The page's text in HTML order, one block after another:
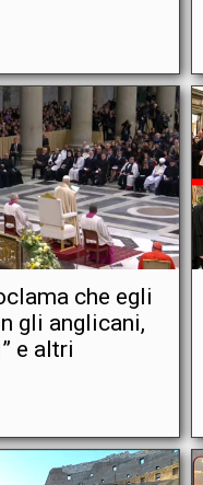
che egli
gli anglicani,
e altri